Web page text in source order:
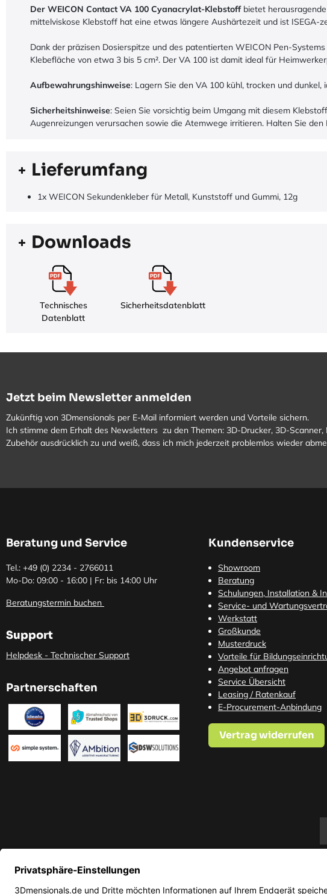
Der WEICON Contact VA 100 Cyanacrylat-Klebstoffbietet herausragende
mittelviskose Klebstoff hat eine etwas längere Aushärtezeit und ist
Dank der präzisen Dosierspitze und des patentierten WEICON Pen-
Klebefläche von etwa 3 bis 5 cm². Der VA 100 ist damit ideal für
Aufbewahrungshinweise: Lagern Sie den VA 100 kühl, trocken und
Sicherheitshinweise: Seien Sie vorsichtig beim Umgang mit diesem
Augenreizungen verursachen sowie die Atemwege irritieren. Halten Sie
Lieferumfang
1x WEICON Sekundenkleber für Metall, Kunststoff und Gummi, 12g
Downloads
Technisches
Datenblatt
Sicherheitsdatenblatt
Jetzt beim Newsletter anmelden
Zukünftig von 3Dmensionals per E-Mail informiert werden und Vorteile sichern.
Ich stimme dem Erhalt des Newsletters zu den Themen: 3D-Drucker, 3D-Scanner,
Zubehör ausdrücklich zu und weiß, dass ich mich jederzeit problemlos wieder
Beratung und Service
Tel.: +49 (0) 2234 - 2766011
Mo-Do: 09:00 - 16:00 | Fr: bis 14:00 Uhr
Beratungstermin buchen
Support
Helpdesk - Technischer Support
Partnerschaften
Kundenservice
Showroom
Beratung
Schulungen, Installation &
Service- und
Werkstatt
Großkunde
Musterdruck
Vorteile für
Angebot anfragen
Service Übersicht
Leasing / Ratenkauf
E-Procurement-Anbindung
Vertrag widerrufen